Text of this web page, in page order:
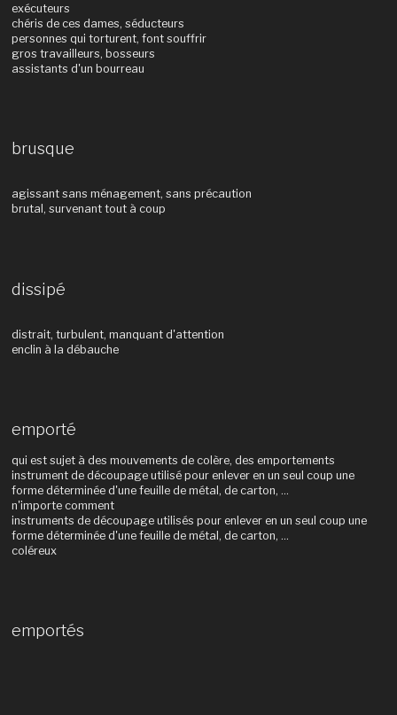
exécuteurs
chéris de ces dames, séducteurs
personnes qui torturent, font souffrir
gros travailleurs, bosseurs
assistants d'un bourreau
brusque
agissant sans ménagement, sans précaution
brutal, survenant tout à coup
dissipé
distrait, turbulent, manquant d'attention
enclin à la débauche
emporté
qui est sujet à des mouvements de colère, des emportements
instrument de découpage utilisé pour enlever en un seul coup une
forme déterminée d'une feuille de métal, de carton, ...
n'importe comment
instruments de découpage utilisés pour enlever en un seul coup une
forme déterminée d'une feuille de métal, de carton, ...
coléreux
emportés